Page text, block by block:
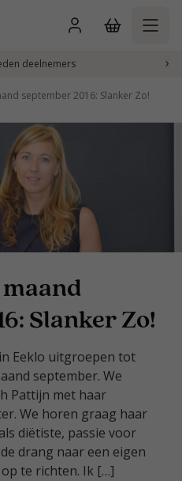
deelnemers ›
september 2016: Slanker Zo!
Slanker Zo!
Eeklo uitgroepen tot
september. We
Pattijn met haar
We horen graag haar
diëtiste, passie voor
drang naar een eigen
te richten. Ik […]